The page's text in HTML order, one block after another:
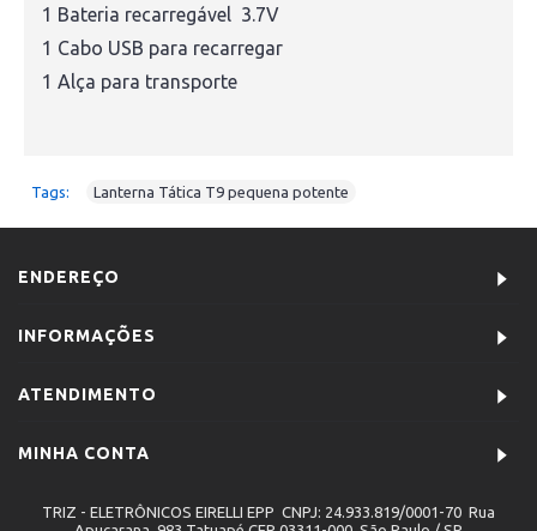
1 Bateria recarregável 3.7V
1 Cabo USB para recarregar
1 Alça para transporte
Tags: Lanterna Tática T9 pequena potente
ENDEREÇO
INFORMAÇÕES
ATENDIMENTO
MINHA CONTA
TRIZ - ELETRÔNICOS EIRELLI EPP CNPJ: 24.933.819/0001-70 Rua